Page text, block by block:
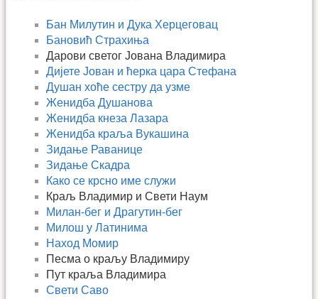
Бан Милутин и Дука Херцеговац
Бановић Страхиња
Дарови светог Јована Владимира
Дијете Јован и ћерка цара Стефана
Душан хоће сестру да узме
Женидба Душанова
Женидба кнеза Лазара
Женидба краља Вукашина
Зидање Раванице
Зидање Скадра
Како се крсно име служи
Краљ Владимир и Свети Наум
Милан-бег и Драгутин-бег
Милош у Латинима
Наход Момир
Песма о краљу Владимиру
Пут краља Владимира
Свети Саво